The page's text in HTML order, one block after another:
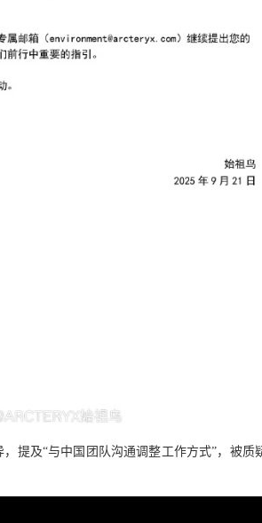
提及“与中国团队沟通调整工作方式”，被质